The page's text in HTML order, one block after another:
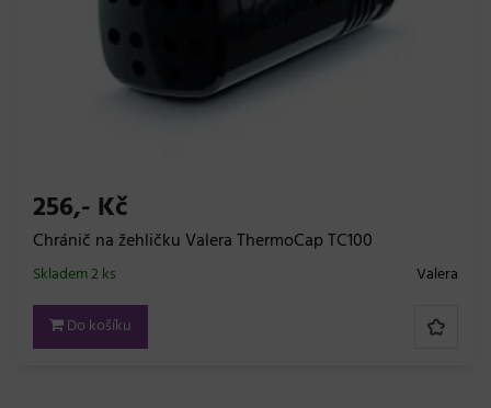
256,- Kč
Chránič na žehličku Valera ThermoCap TC100
Valera
Skladem 2 ks
Do košíku